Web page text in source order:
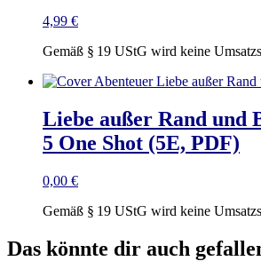
4,99 €
Gemäß § 19 UStG wird keine
Liebe außer Rand und
5 One Shot (5E, PDF)
0,00 €
Gemäß § 19 UStG wird keine
Das könnte dir auch